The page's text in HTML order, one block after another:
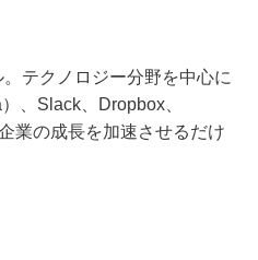
テクノロジー分野を中心に
、Slack、Dropbox、
業の成長を加速させるだけ